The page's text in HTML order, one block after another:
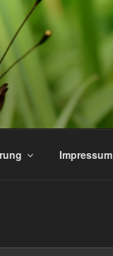
Impressum